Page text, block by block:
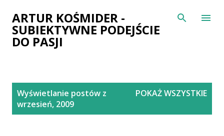
Przejdź do głównej zawartości
ARTUR KOŚMIDER -
SUBIEKTYWNE PODEJŚCIE
DO PASJI
Wyświetlanie postów z
wrzesień, 2009
POKAŻ WSZYSTKIE